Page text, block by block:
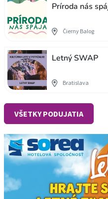
Príroda nás
Čierny Balog
Letný SWAP
Bratislava
VŠETKY PODUJATIA